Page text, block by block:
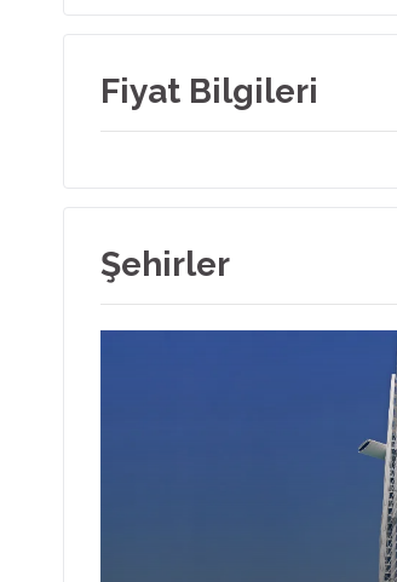
Fiyat Bilgileri
Şehirler